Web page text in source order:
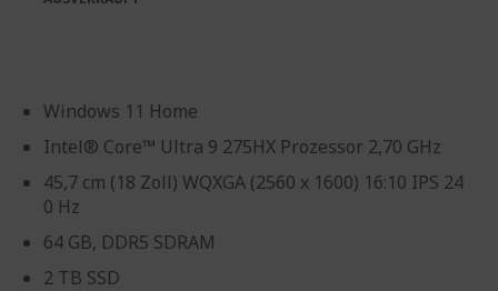
Windows 11 Home
Intel® Core™ Ultra 9 275HX Prozessor 2,70 GHz
45,7 cm (18 Zoll) WQXGA (2560 x 1600) 16:10 IPS 24
0 Hz
64 GB, DDR5 SDRAM
2 TB SSD